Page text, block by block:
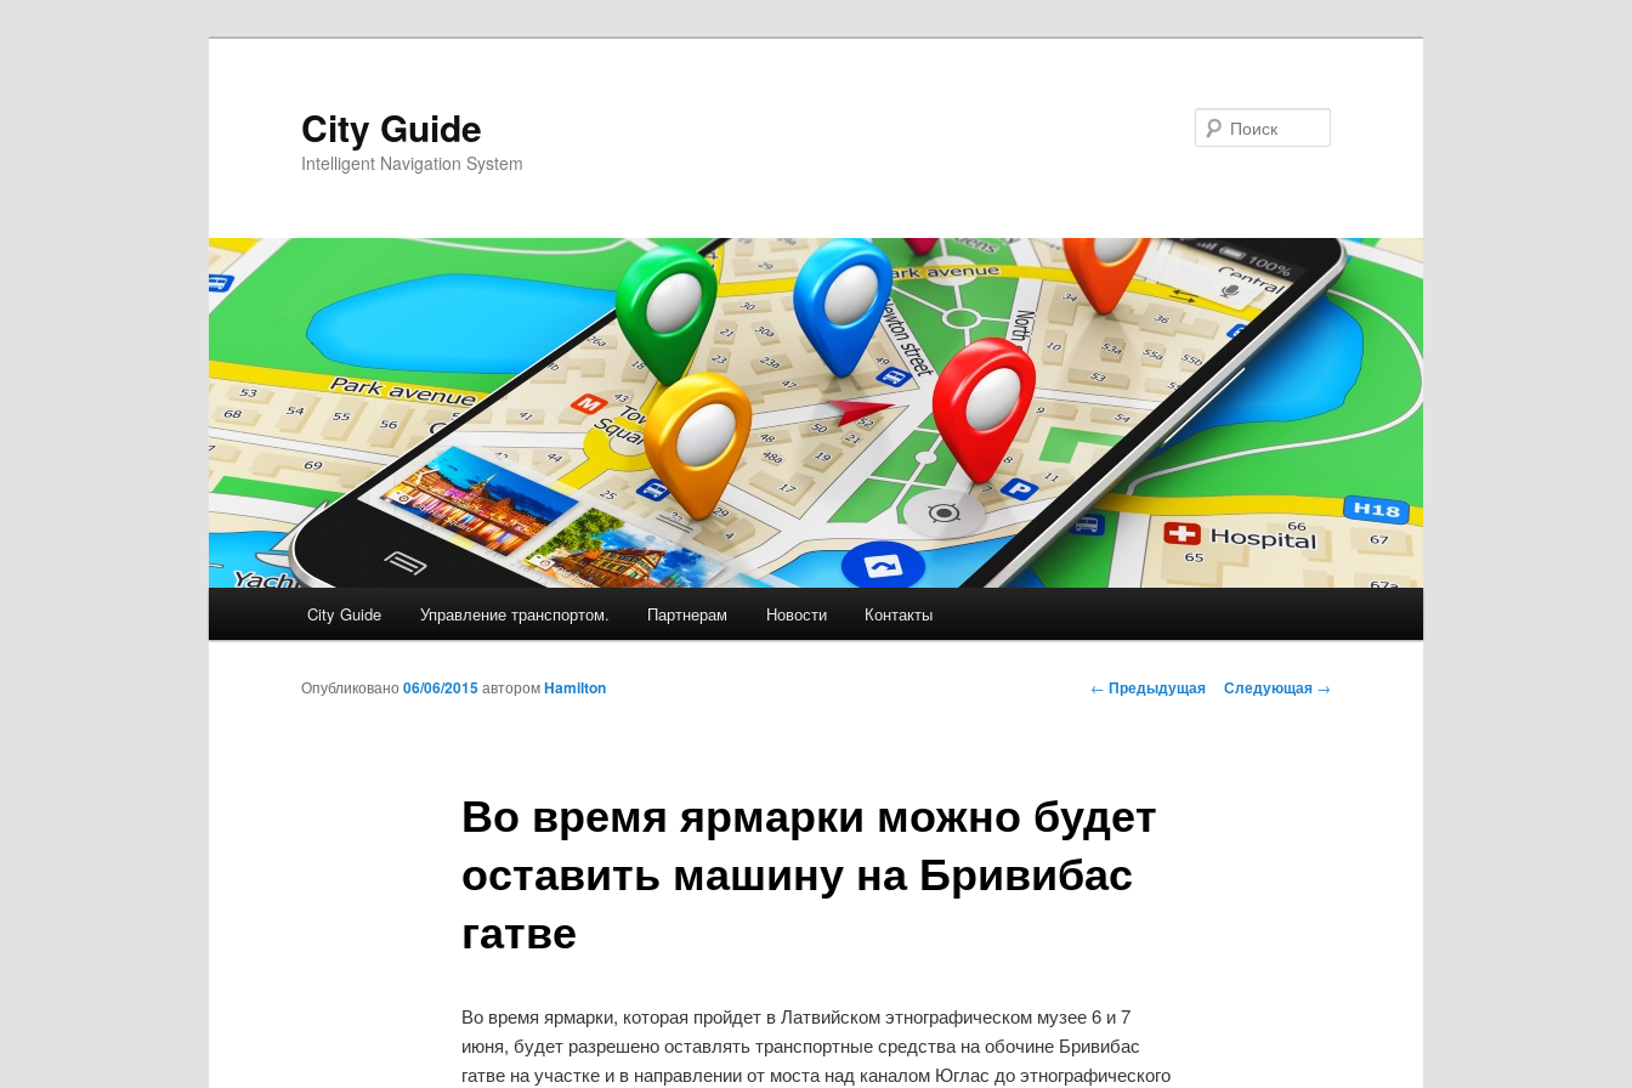
City Guide
Intelligent Navigation System
City Guide Управление транспортом. Партнерам Новости Контакты
Навигация
← Предыдущая Следующая →
Во время ярмарки можно будет
оставить машину на Бривибас
гатве
Опубликовано 06/06/2015авторомHamilton
Во время ярмарки, которая пройдет в Латвийском этнографическом музее 6 и 7
июня, будет разрешено оставлять транспортные средства на обочине Бривибас
гатве на участке и в направлении от моста над каналом Юглас до этнографического